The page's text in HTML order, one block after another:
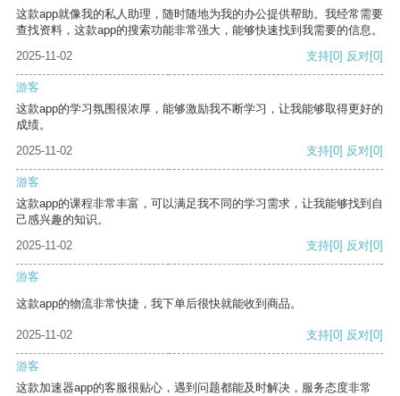
这款app就像我的私人助理，随时随地为我的办公提供帮助。我经常需要
查找资料，这款app的搜索功能非常强大，能够快速找到我需要的信息。
2025-11-02
支持[0] 反对[0]
游客
这款app的学习氛围很浓厚，能够激励我不断学习，让我能够取得更好的
成绩。
2025-11-02
支持[0] 反对[0]
游客
这款app的课程非常丰富，可以满足我不同的学习需求，让我能够找到自
己感兴趣的知识。
2025-11-02
支持[0] 反对[0]
游客
这款app的物流非常快捷，我下单后很快就能收到商品。
2025-11-02 支持[0] 反对[0]
游客
这款加速器app的客服很贴心，遇到问题都能及时解决，服务态度非常